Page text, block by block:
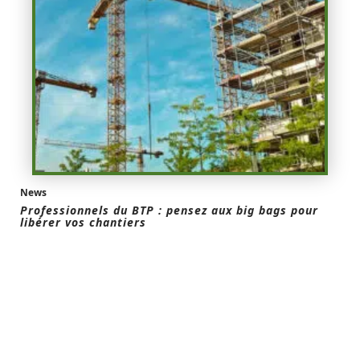
News
Professionnels du BTP : pensez aux big bags pour
libérer vos chantiers